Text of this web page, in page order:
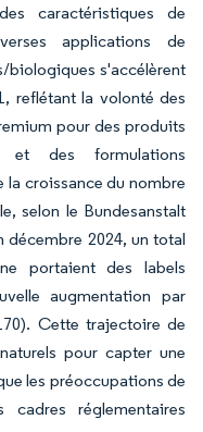
caractéristiques de
applications de
biologiques s'accélèrent
reflétant la volonté des
pour des produits
et des formulations
la croissance du nombre
selon le Bundesanstalt
décembre 2024, un total
portaient des labels
augmentation par
Cette trajectoire de
pour capter une
les préoccupations de
réglementaires